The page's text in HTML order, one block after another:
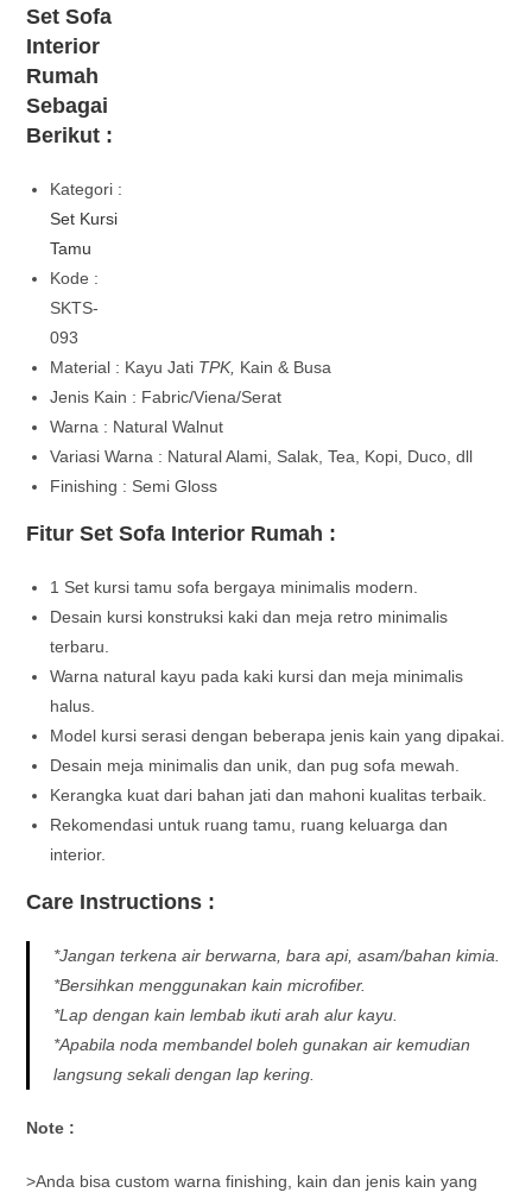
Set Sofa
Interior
Rumah
Sebagai
Berikut :
Kategori :
Set Kursi
Tamu
Kode :
SKTS-
093
Material : Kayu Jati TPK, Kain & Busa
Jenis Kain : Fabric/Viena/Serat
Warna : Natural Walnut
Variasi Warna : Natural Alami, Salak, Tea, Kopi, Duco, dll
Finishing : Semi Gloss
Fitur Set Sofa Interior Rumah :
1 Set kursi tamu sofa bergaya minimalis modern.
Desain kursi konstruksi kaki dan meja retro minimalis
terbaru.
Warna natural kayu pada kaki kursi dan meja minimalis
halus.
Model kursi serasi dengan beberapa jenis kain yang dipakai.
Desain meja minimalis dan unik, dan pug sofa mewah.
Kerangka kuat dari bahan jati dan mahoni kualitas terbaik.
Rekomendasi untuk ruang tamu, ruang keluarga dan
interior.
Care Instructions :
*Jangan terkena air berwarna, bara api, asam/bahan kimia.
*Bersihkan menggunakan kain microfiber.
*Lap dengan kain lembab ikuti arah alur kayu.
*Apabila noda membandel boleh gunakan air kemudian
langsung sekali dengan lap kering.
Note :
>Anda bisa custom warna finishing, kain dan jenis kain yang